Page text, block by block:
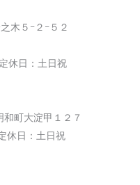
木５−２−５２
日：土日祝
町大淀甲１２７
日：土日祝